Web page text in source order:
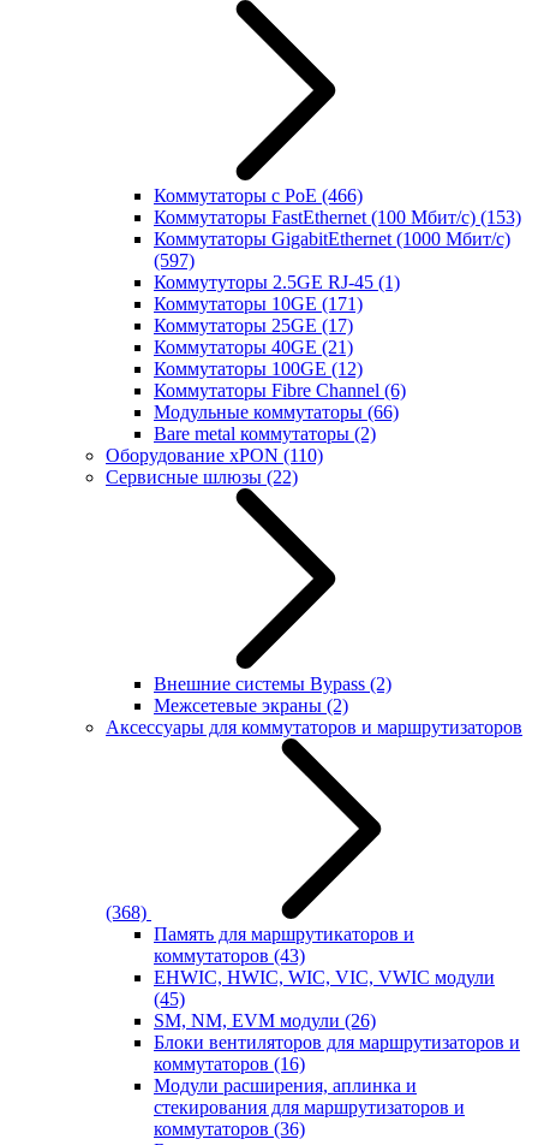
Коммутаторы с PoE (466)
Коммутаторы FastEthernet (100 Мбит/с) (153)
Коммутаторы GigabitEthernet (1000 Мбит/с)
(597)
Коммутуторы 2.5GE RJ-45 (1)
Коммутаторы 10GE (171)
Коммутаторы 25GE (17)
Коммутаторы 40GE (21)
Коммутаторы 100GE (12)
Коммутаторы Fibre Channel (6)
Модульные коммутаторы (66)
Bare metal коммутаторы (2)
Оборудование xPON (110)
Сервисные шлюзы (22)
Внешние системы Bypass (2)
Межсетевые экраны (2)
Аксессуары для коммутаторов и маршрутизаторов
(368)
Память для маршрутикаторов и
коммутаторов (43)
EHWIC, HWIC, WIC, VIC, VWIC модули
(45)
SM, NM, EVM модули (26)
Блоки вентиляторов для маршрутизаторов и
коммутаторов (16)
Модули расширения, аплинка и
стекирования для маршрутизаторов и
коммутаторов (36)